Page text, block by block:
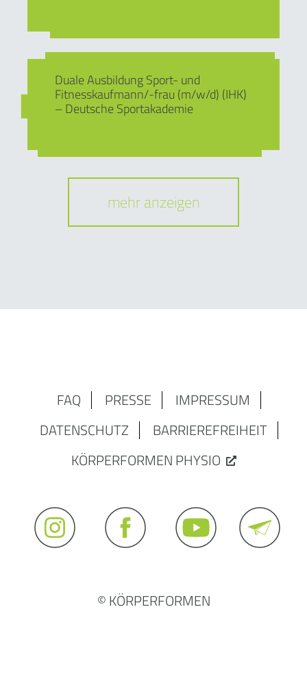
Duale Ausbildung Sport- und
Fitnesskaufmann/-frau (m/w/d) (IHK)
– Deutsche Sportakademie
mehr anzeigen
FAQ PRESSE
IMPRESSUM
DATENSCHUTZ
BARRIEREFREIHEIT
KÖRPERFORMEN PHYSIO
© KÖRPERFORMEN